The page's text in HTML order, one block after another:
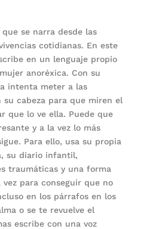
se narra desde las
cotidianas. En este
en un lenguaje propio
anoréxica. Con su
intenta meter a las
su cabeza para que miren el
que lo ve ella. Puede que
y a la vez lo más
Para ello, usa su propia
su diario infantil,
traumáticas y una forma
para conseguir que no
en los párrafos en los
o se te revuelve el
escribe con una voz